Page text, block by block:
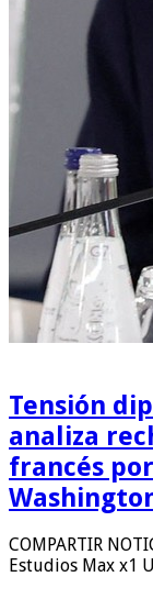
Tensión
analiza
francés
COMPARTIR
Estudios Max x1